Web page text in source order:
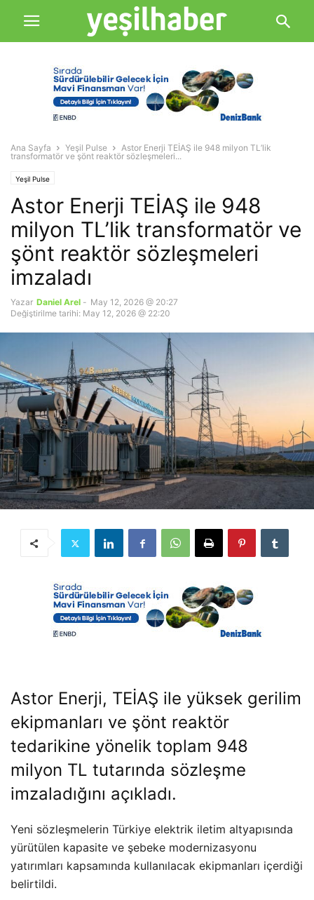
Ana Sayfa Yeşil Pulse
Astor Enerji TEİAŞ ile 948 milyon TL’lik
transformatör ve şönt reaktör sözleşmeleri...
Yeşil Pulse
Astor Enerji TEİAŞ ile 948
milyon TL’lik transformatör ve
şönt reaktör sözleşmeleri
imzaladı
Yazar Daniel Arel - May 12, 2026 @ 20:27
Değiştirilme tarihi: May 12, 2026 @ 22:20
Astor Enerji, TEİAŞ ile yüksek gerilim
ekipmanları ve şönt reaktör
tedarikine yönelik toplam 948
milyon TL tutarında sözleşme
imzaladığını açıkladı.
Yeni sözleşmelerin Türkiye elektrik iletim altyapısında
yürütülen kapasite ve şebeke modernizasyonu
yatırımları kapsamında kullanılacak ekipmanları içerdiği
belirtildi.